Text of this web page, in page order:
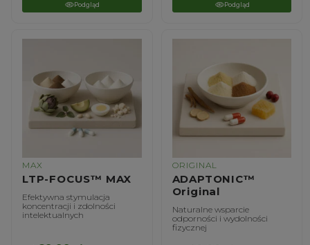
Podgląd Podgląd
MAX
LTP-FOCUS™ MAX
Efektywna stymulacja
koncentracji i zdolności
intelektualnych
ORIGINAL
ADAPTONIC™
Original
Naturalne wsparcie
odporności i wydolności
fizycznej